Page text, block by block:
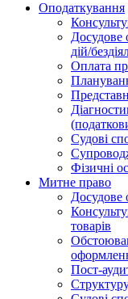
Оподаткування
Досудове
дій/
Оплата
Судові
Фізичні
Митне право
Досудове
товарів
Пост-